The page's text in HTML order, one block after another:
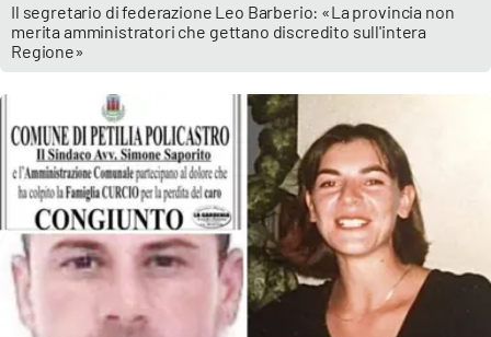
Il segretario di federazione Leo Barberio: «La provincia non
merita amministratori che gettano discredito sull'intera
Regione»